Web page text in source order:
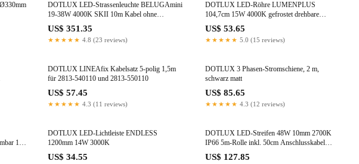
DOTLUX LED-Strassenleuchte BELUGAmini
19-38W 4000K SKII 10m Kabel ohne
Mastadapter
US$ 351.35
★★★★★ 4.8 (23 reviews)
DOTLUX LED-Röhre LUMENPLUS
104,7cm 15W 4000K gefrostet drehbare
Endkappe Sondergröße
US$ 53.65
★★★★★ 5.0 (15 reviews)
DOTLUX LINEAfix Kabelsatz 5-polig 1,5m
für 2813-540110 und 2813-550110
US$ 57.45
★★★★★ 4.3 (11 reviews)
DOTLUX 3 Phasen-Stromschiene, 2 m,
schwarz matt
US$ 85.65
★★★★★ 4.3 (12 reviews)
1-
DOTLUX LED-Lichtleiste ENDLESS
1200mm 14W 3000K
US$ 34.55
DOTLUX LED-Streifen 48W 10mm 2700K
IP66 5m-Rolle inkl. 50cm Anschlusskabel
beidseitig
US$ 127.85